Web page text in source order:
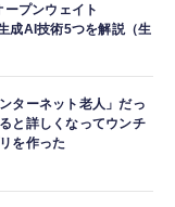
プンウェイト
成AI技術5つを解説（生
ターネット老人」だっ
と詳しくなってウンチ
を作った